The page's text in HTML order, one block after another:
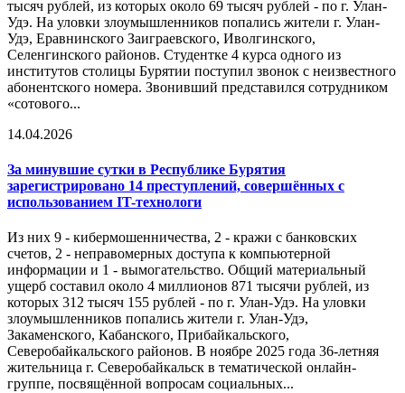
тысяч рублей, из которых около 69 тысяч рублей - по г. Улан-
Удэ. На уловки злоумышленников попались жители г. Улан-
Удэ, Еравнинского Заиграевского, Иволгинского,
Селенгинского районов. Студентке 4 курса одного из
институтов столицы Бурятии поступил звонок с неизвестного
абонентского номера. Звонивший представился сотрудником
«сотового...
14.04.2026
За минувшие сутки в Республике Бурятия
зарегистрировано 14 преступлений, совершённых с
использованием IT-технологи
Из них 9 - кибермошенничества, 2 - кражи с банковских
счетов, 2 - неправомерных доступа к компьютерной
информации и 1 - вымогательство. Общий материальный
ущерб составил около 4 миллионов 871 тысячи рублей, из
которых 312 тысяч 155 рублей - по г. Улан-Удэ. На уловки
злоумышленников попались жители г. Улан-Удэ,
Закаменского, Кабанского, Прибайкальского,
Северобайкальского районов. В ноябре 2025 года 36-летняя
жительница г. Северобайкальск в тематической онлайн-
группе, посвящённой вопросам социальных...